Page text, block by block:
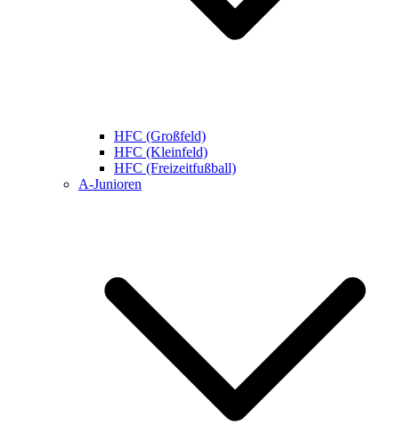
HFC (Großfeld)
HFC (Kleinfeld)
HFC (Freizeitfußball)
A-Junioren